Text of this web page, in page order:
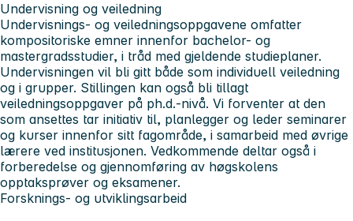
Undervisning og veiledning
Undervisnings- og veiledningsoppgavene omfatter
kompositoriske emner innenfor bachelor- og
mastergradsstudier, i tråd med gjeldende studieplaner.
Undervisningen vil bli gitt både som individuell veiledning
og i grupper. Stillingen kan også bli tillagt
veiledningsoppgaver på ph.d.-nivå. Vi forventer at den
som ansettes tar initiativ til, planlegger og leder seminarer
og kurser innenfor sitt fagområde, i samarbeid med øvrige
lærere ved institusjonen. Vedkommende deltar også i
forberedelse og gjennomføring av høgskolens
opptaksprøver og eksamener.
Forsknings- og utviklingsarbeid